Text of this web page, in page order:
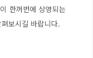
한꺼번에 상영되는
보시길 바랍니다.